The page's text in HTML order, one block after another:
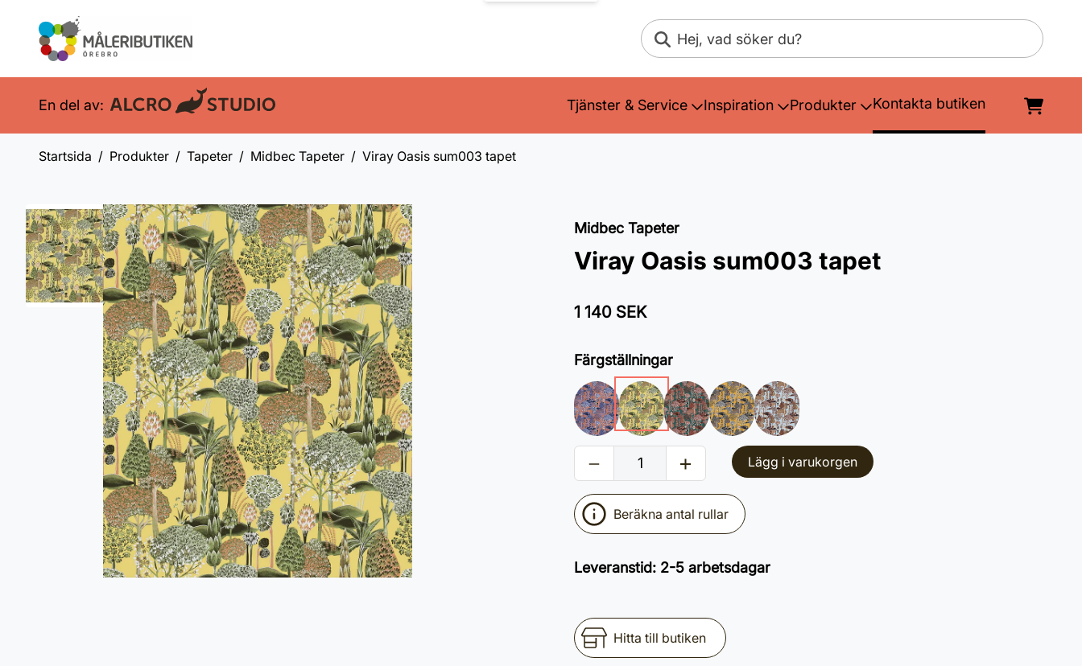
Sök
En del av: Tjänster & Service Inspiration Produkter Kontakta butiken
Startsida Produkter Tapeter Midbec Tapeter Viray Oasis sum003 tapet
Midbec Tapeter
Viray Oasis sum003 tapet
1 140 SEK
Färgställningar
Lägg i varukorgen
Beräkna antal rullar
Leveranstid: 2-5 arbetsdagar
Hitta till butiken